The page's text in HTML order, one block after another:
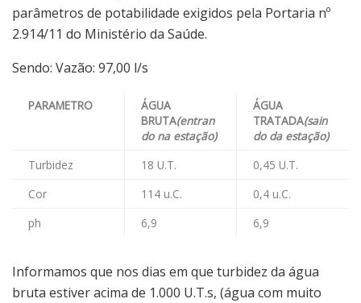
parâmetros de potabilidade exigidos pela Portaria nº
2.914/11 do Ministério da Saúde.
Sendo: Vazão: 97,00 l/s
PARAMETRO
ÁGUA
BRUTA(entran
do na estação)
ÁGUA
TRATADA(sain
do da estação)
Turbidez
18 U.T.
0,45 U.T.
Cor
114 u.C.
0,4 u.C.
ph
6,9 6,9
Informamos que nos dias em que turbidez da água
bruta estiver acima de 1.000 U.T.s, (água com muito